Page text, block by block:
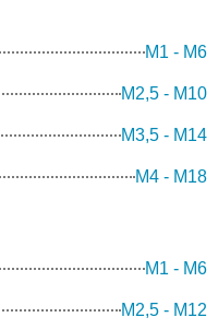
M1 - M6
M2,5 - M10
M3,5 - M14
M4 - M18
M1 - M6
M2,5 - M12